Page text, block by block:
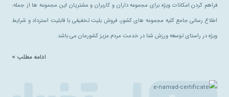
فراهم کردن امکانات ویژه برای مجموعه داران و کاربران و مشتریان این مجموعه ها از جمله:
اطلاع رسانی جامع کلیه مجموعه های کشور، فروش بلیت تخفیفی با قابلیت استرداد و شرایط
ویژه در راستای توسعه ورزش شنا در خدمت مردم عزیز کشورمان می باشد.
ادامه مطلب >